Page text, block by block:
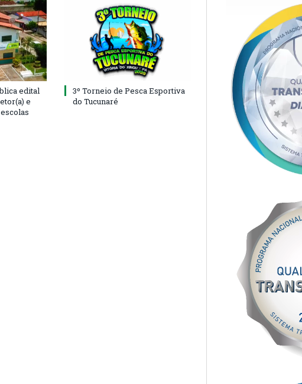
edital
e
3º Torneio de Pesca Esportiva
do Tucunaré